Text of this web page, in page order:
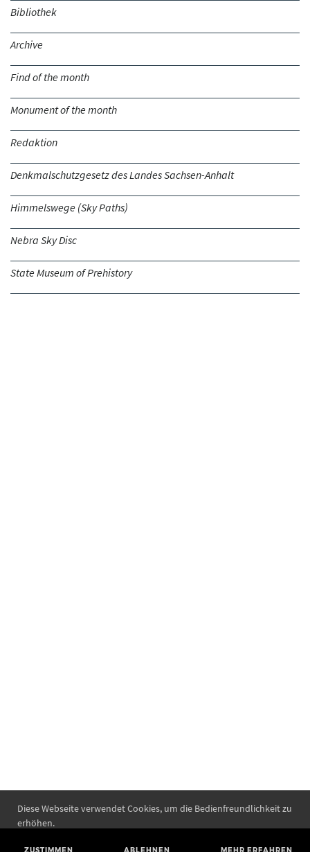
Diese Webseite verwendet Cookies, um die Bedienfreundlichkeit zu
erhöhen.
Bibliothek
Archive
Find of the month
Monument of the month
Redaktion
Denkmalschutzgesetz des Landes Sachsen-Anhalt
Himmelswege (Sky Paths)
Nebra Sky Disc
State Museum of Prehistory